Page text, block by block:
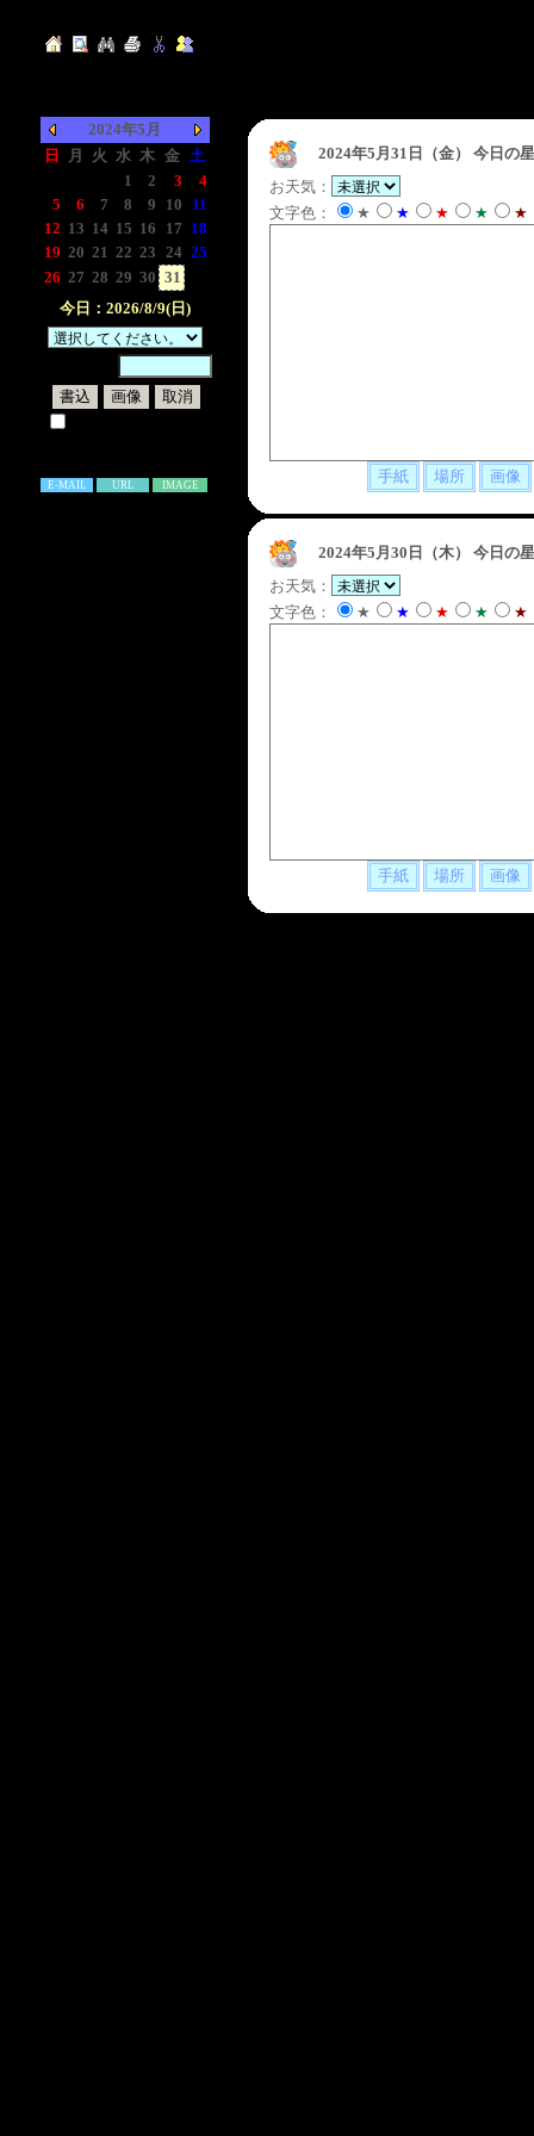
2024年5月
日
月 火 水 木 金 土
1 2 3
4
5
6 7 8 9 10
11
12 13 14 15 16 17 18
19 20 21 22 23 24 25
26 27 28 29 30 31
今日：2026/8/9(日)
E-MAIL URL IMAGE
2024年5月31日（金）
今日の
お天気：
文字色：
★ ★ ★ ★ ★
2024年5月30日（木）
今日の
お天気：
文字色：
★ ★ ★ ★ ★